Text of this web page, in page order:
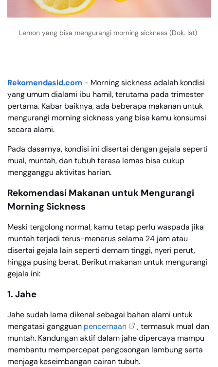
Lemon yang bisa mengurangi morning sickness (Dok. Ist)
Rekomendasid.com - Morning sickness adalah kondisi
yang umum dialami ibu hamil, terutama pada trimester
pertama. Kabar baiknya, ada beberapa makanan untuk
mengurangi morning sickness yang bisa kamu konsumsi
secara alami.
Pada dasarnya, kondisi ini disertai dengan gejala seperti
mual, muntah, dan tubuh terasa lemas bisa cukup
mengganggu aktivitas harian.
Rekomendasi Makanan untuk Mengurangi
Morning Sickness
Meski tergolong normal, kamu tetap perlu waspada jika
muntah terjadi terus-menerus selama 24 jam atau
disertai gejala lain seperti demam tinggi, nyeri perut,
hingga pusing berat. Berikut makanan untuk mengurangi
gejala ini:
1. Jahe
Jahe sudah lama dikenal sebagai bahan alami untuk
mengatasi gangguan pencernaan
, termasuk mual dan
muntah. Kandungan aktif dalam jahe dipercaya mampu
membantu mempercepat pengosongan lambung serta
menjaga keseimbangan cairan tubuh.